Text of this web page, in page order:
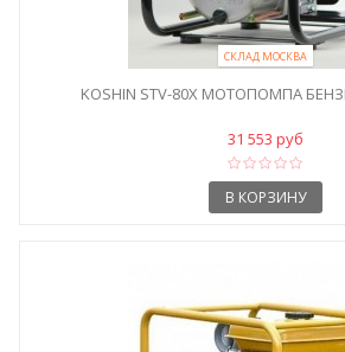
СКЛАД МОСКВА
KOSHIN STV-80X МОТОПОМПА
31 553 руб
В КОРЗИНУ